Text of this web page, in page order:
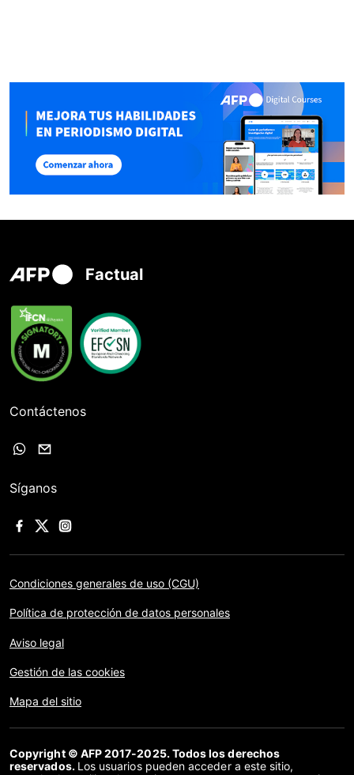
Factual
Contáctenos
Síganos
Condiciones generales de uso (CGU)
Política de protección de datos personales
Aviso legal
Gestión de las cookies
Mapa del sitio
Copyright © AFP 2017-2025. Todos los derechos
reservados. Los usuarios pueden acceder a este sitio,